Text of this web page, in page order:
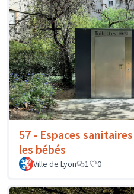
57 - Espaces
les bébés
Ville de Lyon 1 0